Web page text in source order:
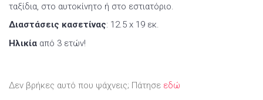
ταξίδια, στο αυτοκίνητο ή στο εστιατόριο.
Διαστάσεις κασετίνας: 12.5 x 19 εκ.
Ηλικία από 3 ετών!
Δεν βρήκες αυτό που ψάχνεις; Πάτησε εδώ